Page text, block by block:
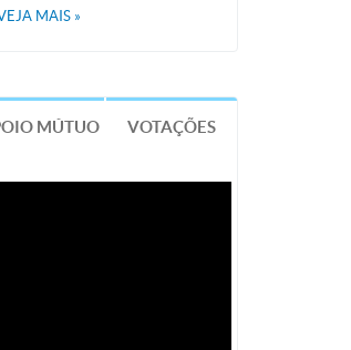
MAIS »
MÚTUO VOTAÇÕES